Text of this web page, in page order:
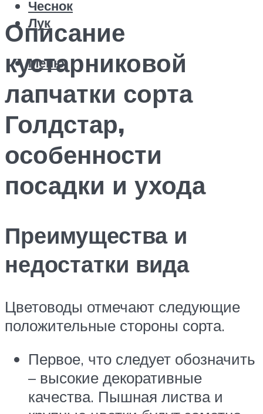
Чеснок
Лук
Меню
Описание
кустарниковой
лапчатки сорта
Голдстар,
особенности
посадки и ухода
Преимущества и
недостатки вида
Цветоводы отмечают следующие
положительные стороны сорта.
Первое, что следует обозначить
– высокие декоративные
качества. Пышная листва и